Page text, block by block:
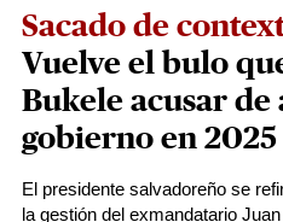
Sacado de
Vuelve el bulo
Bukele acusar de
gobierno en 2025
El presidente salvadoreño se
la gestión del exmandatario